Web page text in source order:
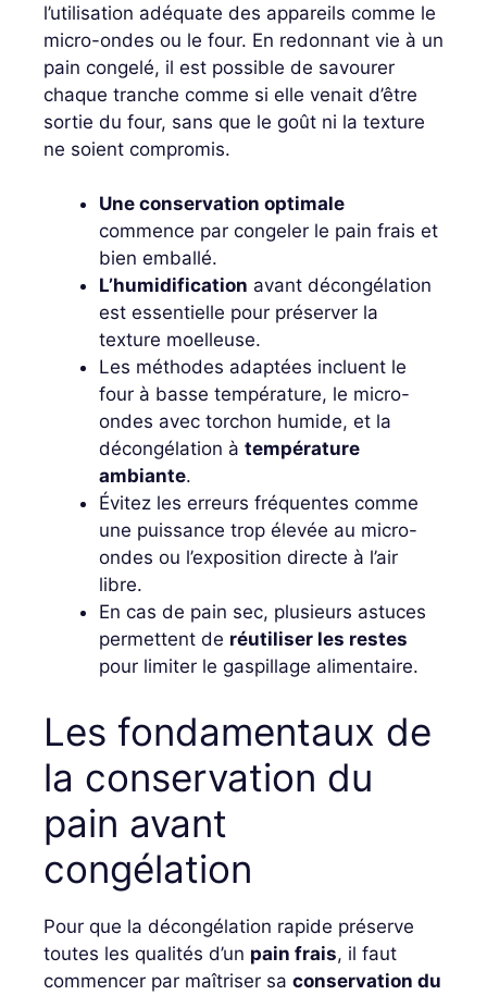
l’utilisation adéquate des appareils comme le
micro-ondes ou le four. En redonnant vie à un
pain congelé, il est possible de savourer
chaque tranche comme si elle venait d’être
sortie du four, sans que le goût ni la texture
ne soient compromis.
Une conservation optimale
commence par congeler le pain frais et
bien emballé.
L’humidification avant décongélation
est essentielle pour préserver la
texture moelleuse.
Les méthodes adaptées incluent le
four à basse température, le micro-
ondes avec torchon humide, et la
décongélation à température
ambiante.
Évitez les erreurs fréquentes comme
une puissance trop élevée au micro-
ondes ou l’exposition directe à l’air
libre.
En cas de pain sec, plusieurs astuces
permettent de réutiliser les restes
pour limiter le gaspillage alimentaire.
Les fondamentaux de
la conservation du
pain avant
congélation
Pour que la décongélation rapide préserve
toutes les qualités d’un pain frais, il faut
commencer par maîtriser sa conservation du